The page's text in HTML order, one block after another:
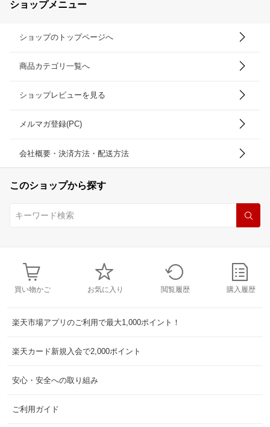
ショップメニュー
ショップのトップページへ
商品カテゴリ一覧へ
ショップレビューを見る
メルマガ登録(PC)
会社概要・決済方法・配送方法
このショップから探す
買い物かご お気に入り 閲覧履歴 購入履歴
楽天市場アプリのご利用で最大1,000ポイント！
楽天カード新規入会で2,000ポイント
安心・安全への取り組み
ご利用ガイド